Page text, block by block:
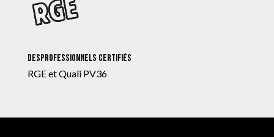
Desprofessionnels certifiés
RGE et Quali PV36